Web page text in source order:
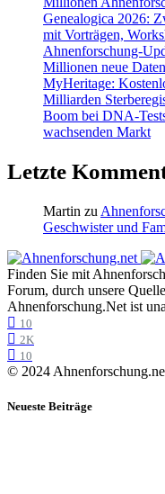
Genealogica 2026:
mit Vorträgen,
Ahnenforschung-
Millionen neue
MyHeritage:
Milliarden
Boom bei DNA-
wachsenden Markt
Letzte
Martin zu
Geschwister und
Finden Sie mit
Forum, durch unsere
Ahnenforschung.Net ist
10
2K
10
© 2024
Neueste Beiträge